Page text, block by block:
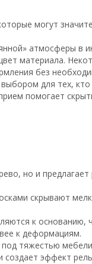
могут
атмосферы в
материала.
без
для тех, кто
помогает
но и
скрывают
к основанию,
к деформациям.
тяжестью
эффект